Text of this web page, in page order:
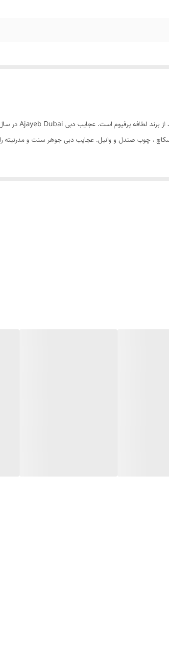
، چوب صندل و وانیل. عجایب دبی جوهر سنت و
و در اطرافمان احساسی دلپذیر و آرام را ایجاد می‌کند. در
را به سمت یک تجربه دل انگیز و محکم می‌برد. نت چوب